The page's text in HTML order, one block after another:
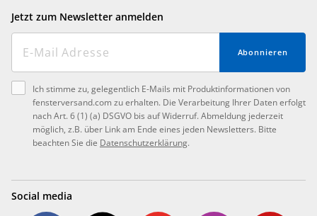
Jetzt zum Newsletter anmelden
Abonnieren
Ich stimme zu, gelegentlich E-Mails mit Produktinformationen von
fensterversand.com zu erhalten. Die Verarbeitung Ihrer Daten erfolgt
nach Art. 6 (1) (a) DSGVO bis auf Widerruf. Abmeldung jederzeit
möglich, z.B. über Link am Ende eines jeden Newsletters. Bitte
beachten Sie die Datenschutzerklärung.
Social media